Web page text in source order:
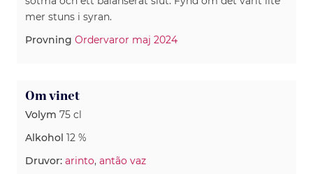
mer stuns i syran.
Provning Ordervaror maj 2024
Om vinet
Volym 75 cl
Alkohol 12 %
Druvor: arinto, antão vaz